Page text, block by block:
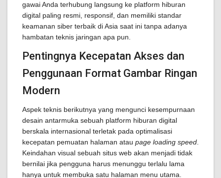
gawai Anda terhubung langsung ke platform hiburan
digital paling resmi, responsif, dan memiliki standar
keamanan siber terbaik di Asia saat ini tanpa adanya
hambatan teknis jaringan apa pun.
Pentingnya Kecepatan Akses dan
Penggunaan Format Gambar Ringan
Modern
Aspek teknis berikutnya yang mengunci kesempurnaan
desain antarmuka sebuah platform hiburan digital
berskala internasional terletak pada optimalisasi
kecepatan pemuatan halaman atau page loading speed
Keindahan visual sebuah situs web akan menjadi tidak
bernilai jika pengguna harus menunggu terlalu lama
hanya untuk membuka satu halaman menu utama.